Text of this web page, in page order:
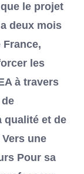
le projet
deux mois
France,
les
à travers
qualité et de
une
Pour sa